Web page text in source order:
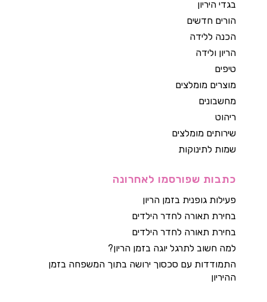
בגדי היריון
הורים חדשים
הכנה ללידה
הריון ולידה
טיפים
מוצרים מומלצים
מחשבונים
ריהוט
שירותים מומלצים
שמות לתינוקות
כתבות שפורסמו לאחרונה
פעילות גופנית בזמן הריון
בחירת תאורה לחדר הילדים
בחירת תאורה לחדר הילדים
למה חשוב לתרגל יוגה בזמן הריון?
התמודדות עם סכסוך ירושה בתוך המשפחה בזמן
ההיריון